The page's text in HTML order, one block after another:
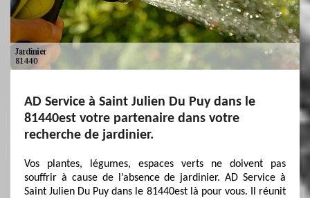
AD Service à Saint Julien Du Puy dans le
81440est votre partenaire dans votre
recherche de jardinier.
Vos plantes, légumes, espaces verts ne doivent pas
souffrir à cause de l’absence de jardinier. AD Service à
Saint Julien Du Puy dans le 81440est là pour vous. Il réunit